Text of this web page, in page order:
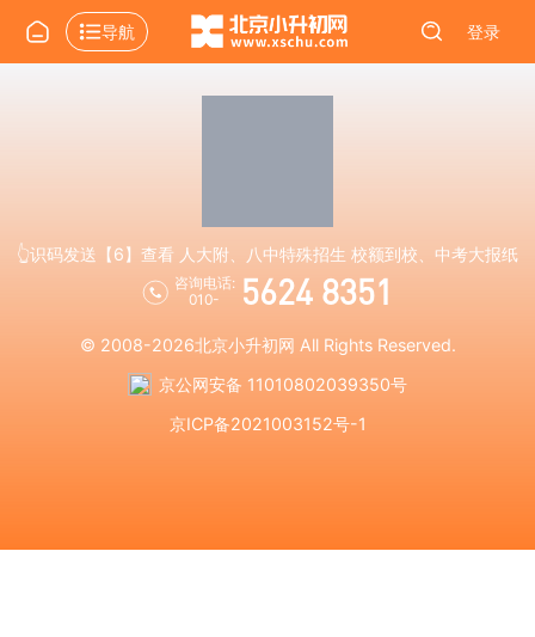
导航 登录
👆识码发送【6】查看 人大附、八中特殊招生 校额到校、中考大报纸
咨询电话:
010-
5624 8351
© 2008-2026北京小升初网 All Rights Reserved.
京公网安备 11010802039350号
京ICP备2021003152号-1